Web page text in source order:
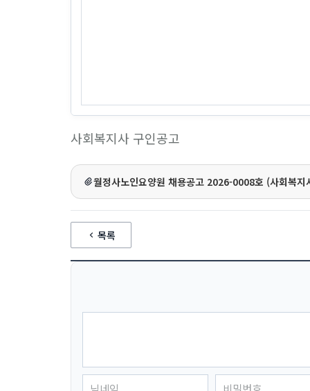
사회복지사 구인공고
월정사노인요양원 채용공고 2026-0008호 (사회복
목록